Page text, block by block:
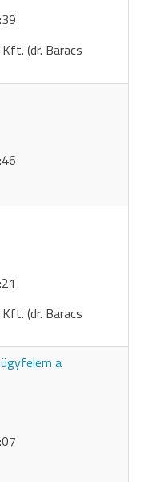
(dr. Baracs
(dr. Baracs
a